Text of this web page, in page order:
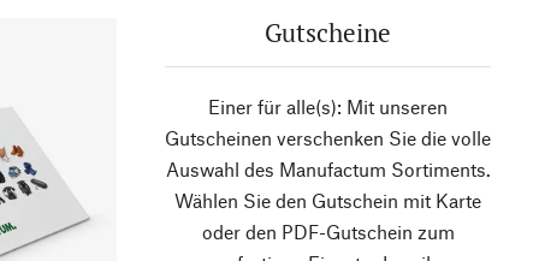
Gutscheine
Einer für alle(s): Mit unseren
Gutscheinen verschenken Sie die volle
Auswahl des Manufactum Sortiments.
Wählen Sie den Gutschein mit Karte
oder den PDF-Gutschein zum